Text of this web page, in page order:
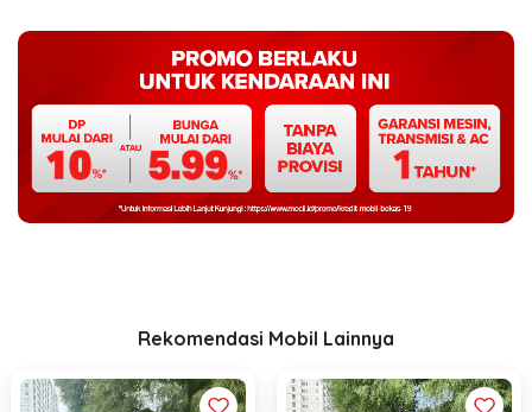
Rekomendasi Mobil Lainnya